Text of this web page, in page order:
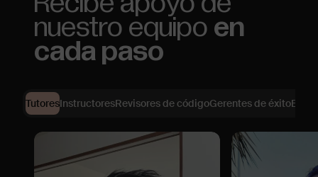
nuestro equipo en
cada paso
TutoresInstructoresRevisores de códigoGerentes de éxito